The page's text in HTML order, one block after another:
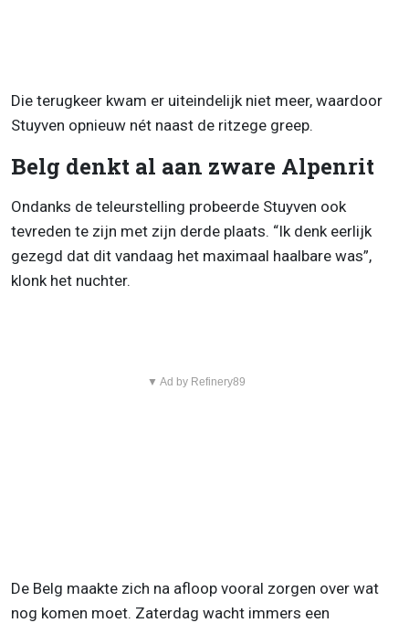
Die terugkeer kwam er uiteindelijk niet meer, waardoor
Stuyven opnieuw nét naast de ritzege greep.
Belg denkt al aan zware Alpenrit
Ondanks de teleurstelling probeerde Stuyven ook
tevreden te zijn met zijn derde plaats. “Ik denk eerlijk
gezegd dat dit vandaag het maximaal haalbare was”,
klonk het nuchter.
▼ Ad by Refinery89
De Belg maakte zich na afloop vooral zorgen over wat
nog komen moet. Zaterdag wacht immers een